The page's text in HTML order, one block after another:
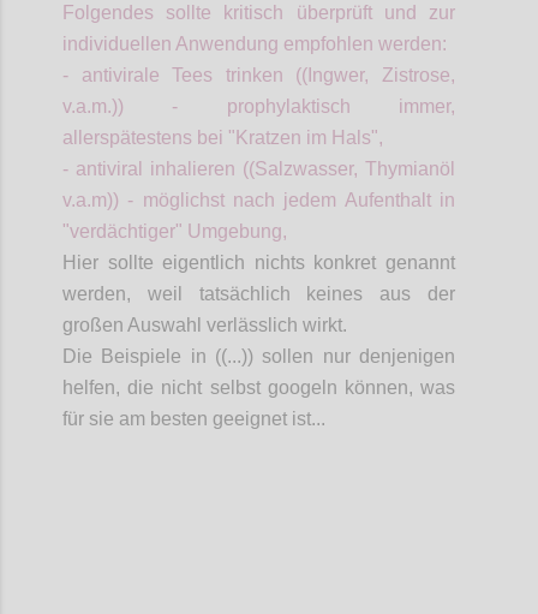
Folgendes sollte kritisch überprüft und zur
individuellen Anwendung empfohlen werden:
- antivirale Tees trinken ((Ingwer, Zistrose,
v.a.m.)) - prophylaktisch immer,
allerspätestens bei "Kratzen im Hals",
- antiviral inhalieren ((Salzwasser, Thymianöl
v.a.m)) - möglichst nach jedem Aufenthalt in
"verdächtiger" Umgebung,
Hier sollte eigentlich nichts konkret genannt
werden, weil tatsächlich keines aus der
großen Auswahl verlässlich wirkt.
Die Beispiele in ((...)) sollen nur denjenigen
helfen, die nicht selbst googeln können, was
für sie am besten geeignet ist...